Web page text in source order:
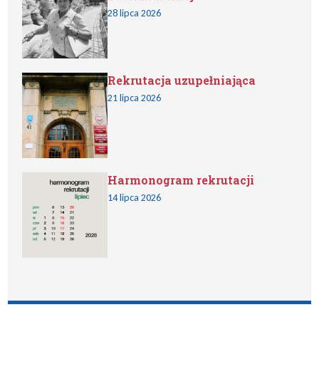
28 lipca 2026
Rekrutacja uzupełniająca
21 lipca 2026
Harmonogram rekrutacji
14 lipca 2026